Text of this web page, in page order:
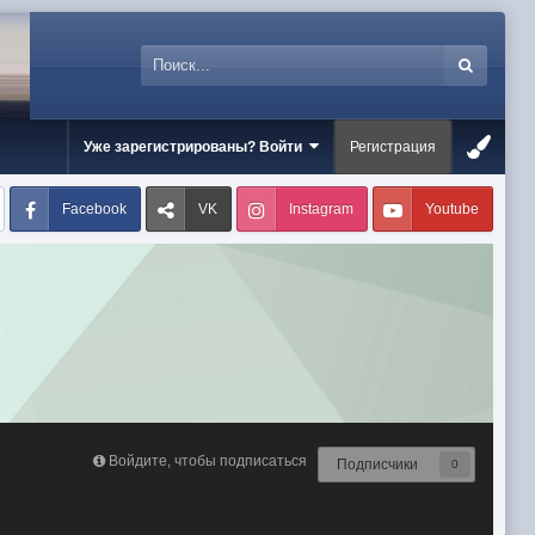
Уже зарегистрированы? Войти Регистрация
Facebook VK Instagram Youtube
Войдите, чтобы подписаться Подписчики 0